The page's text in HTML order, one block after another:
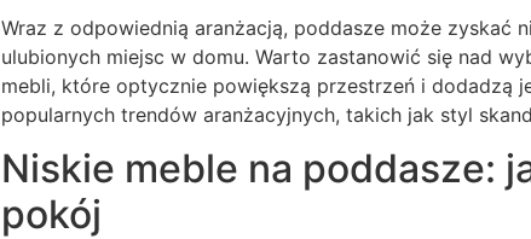
Wraz z odpowiednią aranżacją, poddasze może zyskać
ulubionych miejsc w domu. Warto zastanowić się nad
mebli, które optycznie powiększą przestrzeń i dodadzą
popularnych trendów aranżacyjnych, takich jak styl
Niskie meble na poddasze:
pokój